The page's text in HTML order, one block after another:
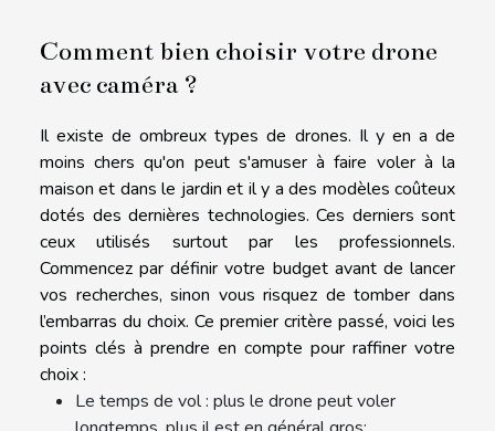
Comment bien choisir votre drone
avec caméra ?
Il existe de ombreux types de drones. Il y en a de
moins chers qu'on peut s'amuser à faire voler à la
maison et dans le jardin et il y a des modèles coûteux
dotés des dernières technologies. Ces derniers sont
ceux utilisés surtout par les professionnels.
Commencez par définir votre budget avant de lancer
vos recherches, sinon vous risquez de tomber dans
l’embarras du choix. Ce premier critère passé, voici les
points clés à prendre en compte pour raffiner votre
choix :
Le temps de vol : plus le drone peut voler